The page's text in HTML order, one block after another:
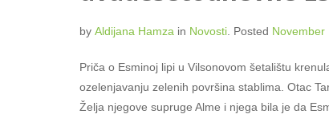
by Aldijana Hamza in Novosti. Posted November
Priča o Esminoj lipi u Vilsonovom šetalištu
ozelenjavanju zelenih površina stablima. Otac
Želja njegove supruge Alme i njega bila je da